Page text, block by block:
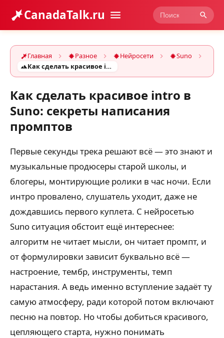
CanadaTalk.ru
Главная Разное Нейросети
Suno
Как сделать красивое intro в Suno: секреты написания промптов
Как сделать красивое intro в
Suno: секреты написания
промптов
Первые секунды трека решают всё — это знают и
музыкальные продюсеры старой школы, и
блогеры, монтирующие ролики в час ночи. Если
интро провалено, слушатель уходит, даже не
дождавшись первого куплета. С нейросетью
Suno ситуация обстоит ещё интереснее:
алгоритм не читает мысли, он читает промпт, и
от формулировки зависит буквально всё —
настроение, тембр, инструменты, темп
нарастания. А ведь именно вступление задаёт ту
самую атмосферу, ради которой потом включают
песню на повтор. Но чтобы добиться красивого,
цепляющего старта, нужно понимать